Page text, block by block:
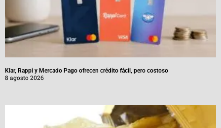
Klar, Rappi y Mercado Pago ofrecen crédito fácil, pero costoso
8 agosto 2026